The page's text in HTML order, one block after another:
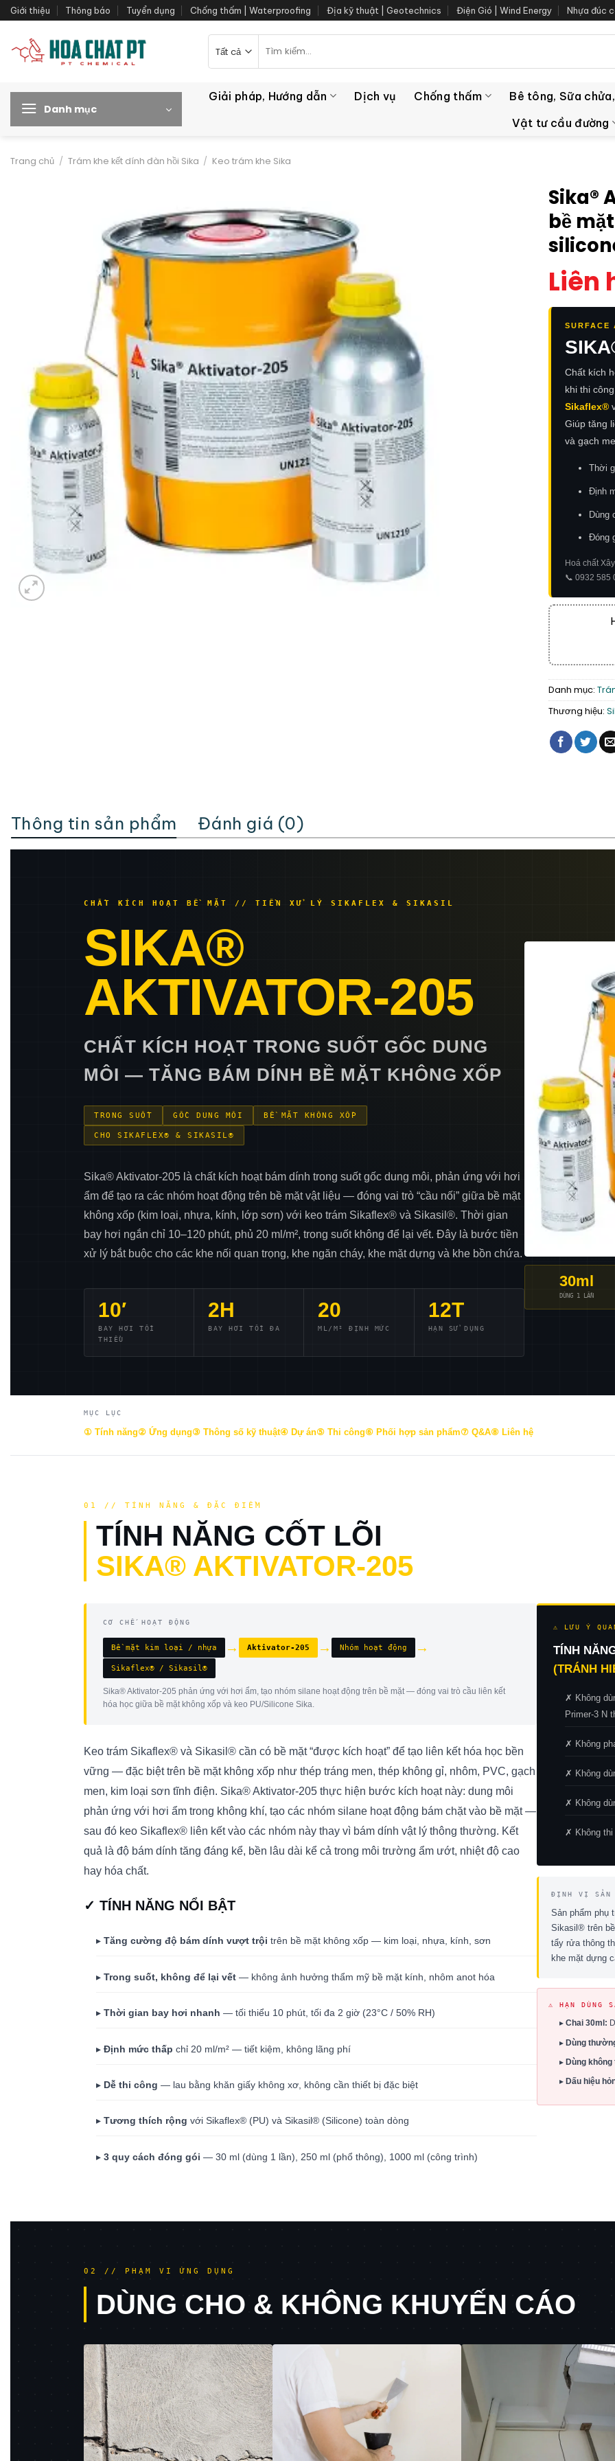
Bỏ
qua
dung
Giới thiệu Thông báo Tuyển dụng Chống thấm | Waterproofing Địa kỹ thuật | Geotechnics Điện Gió | Wind Energy Nhựa đúc
kiếm:
Danh mục
Giải pháp, Hướng dẫn Dịch vụ Chống thấm
Bê tông, Sữa
Vật tư cầu đường
Trang chủ / Trám khe kết dính đàn hồi Sika / Keo trám khe Sika
Sika®
bề
Liên
SURFACE
Chất kích
khi thi công
Sikaflex®
Giúp tăng
và gạch
Thời
Định
Dùng
Đóng
Hoá chất
📞 0932 585
Danh mục:
Thương hiệu:
Thông tin sản phẩm Đánh giá (0)
CHẤT KÍCH HOẠT BỀ MẶT // TIỀN XỬ LÝ SIKAFLEX & SIKASIL
SIKA®
AKTIVATOR-205
CHẤT KÍCH HOẠT TRONG SUỐT GỐC DUNG
MÔI — TĂNG BÁM DÍNH BỀ MẶT KHÔNG XỐP
TRONG SUỐT GỐC DUNG MÔI BỀ MẶT KHÔNG XỐP
CHO SIKAFLEX® & SIKASIL®
Sika® Aktivator-205 là chất kích hoạt bám dính trong suốt gốc dung môi, phản ứng với hơi
ẩm để tạo ra các nhóm hoạt động trên bề mặt vật liệu — đóng vai trò “cầu nối” giữa bề mặt
không xốp (kim loại, nhựa, kính, lớp sơn) với keo trám Sikaflex® và Sikasil®. Thời gian
bay hơi ngắn chỉ 10–120 phút, phủ 20 ml/m², trong suốt không để lại vết. Đây là bước tiền
xử lý bắt buộc cho các khe nối quan trọng, khe ngăn cháy, khe mặt dựng và khe bồn chứa.
10′
BAY HƠI TỐI
THIỂU
2H
BAY HƠI TỐI ĐA
20
ML/M² ĐỊNH MỨC
12T
HẠN SỬ DỤNG
30ml
DÙNG 1 LẦN
MỤC LỤC
① Tính năng② Ứng dụng③ Thông số kỹ thuật④ Dự án⑤ Thi công⑥ Phối hợp sản phẩm⑦ Q&A⑧ Liên hệ
01 // TÍNH NĂNG & ĐẶC ĐIỂM
TÍNH NĂNG CỐT LÕI
SIKA® AKTIVATOR-205
CƠ CHẾ HOẠT ĐỘNG
Bề mặt kim loại / nhựa → Aktivator-205 → Nhóm hoạt động →
Sikaflex® / Sikasil®
Sika® Aktivator-205 phản ứng với hơi ẩm, tạo nhóm silane hoạt động trên bề mặt — đóng vai trò cầu liên kết
hóa học giữa bề mặt không xốp và keo PU/Silicone Sika.
Keo trám Sikaflex® và Sikasil® cần có bề mặt “được kích hoạt” để tạo liên kết hóa học bền
vững — đặc biệt trên bề mặt không xốp như thép tráng men, thép không gỉ, nhôm, PVC, gạch
men, kim loại sơn tĩnh điện. Sika® Aktivator-205 thực hiện bước kích hoạt này: dung môi
phản ứng với hơi ẩm trong không khí, tạo các nhóm silane hoạt động bám chặt vào bề mặt —
sau đó keo Sikaflex® liên kết vào các nhóm này thay vì bám dính vật lý thông thường. Kết
quả là độ bám dính tăng đáng kể, bền lâu dài kể cả trong môi trường ẩm ướt, nhiệt độ cao
hay hóa chất.
✓ TÍNH NĂNG NỔI BẬT
▸Tăng cường độ bám dính vượt trội trên bề mặt không xốp — kim loại, nhựa, kính, sơn
▸Trong suốt, không để lại vết — không ảnh hưởng thẩm mỹ bề mặt kính, nhôm anot hóa
▸Thời gian bay hơi nhanh — tối thiểu 10 phút, tối đa 2 giờ (23°C / 50% RH)
▸Định mức thấp chỉ 20 ml/m² — tiết kiệm, không lãng phí
▸ Dễ thi công — lau bằng khăn giấy không xơ, không cần thiết bị đặc biệt
▸Tương thích rộng với Sikaflex® (PU) và Sikasil® (Silicone) toàn dòng
▸3 quy cách đóng gói — 30 ml (dùng 1 lần), 250 ml (phổ thông), 1000 ml (công trình)
⚠ LƯU Ý
TÍNH
(TRÁNH
✗ Không
Primer-3 N
✗ Không
✗ Không
✗ Không
✗ Không thi
ĐỊNH VỊ SẢN
Sản phẩm phụ
Sikasil® trên
tẩy rửa thông
khe mặt dựng
⚠ HẠN DÙNG
▸ Chai 30ml:
▸ Dùng
▸ Dùng
▸ Dấu hiệu
02 // PHẠM VI ỨNG DỤNG
DÙNG CHO & KHÔNG KHUYẾN CÁO